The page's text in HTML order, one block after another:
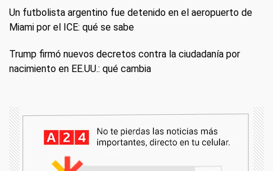
Un futbolista argentino fue detenido en el aeropuerto de
Miami por el ICE: qué se sabe
Trump firmó nuevos decretos contra la ciudadanía por
nacimiento en EE.UU.: qué cambia